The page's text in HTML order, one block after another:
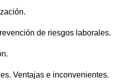
de riesgos laborales.
Ventajas e inconvenientes.